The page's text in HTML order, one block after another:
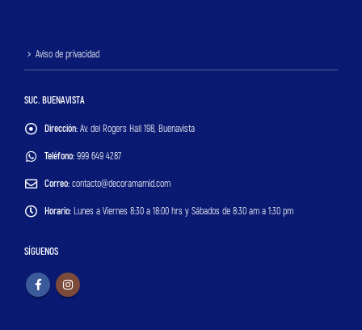
Aviso de privacidad
SUC. BUENAVISTA
Dirección: Av. del Rogers Hall 198, Buenavista
Teléfono: 999 649 4287
Correo: contacto@decoramamid.com
Horario: Lunes a Viernes 8:30 a 18:00 hrs y Sábados de 8:30 am a 1:30 pm
SÍGUENOS